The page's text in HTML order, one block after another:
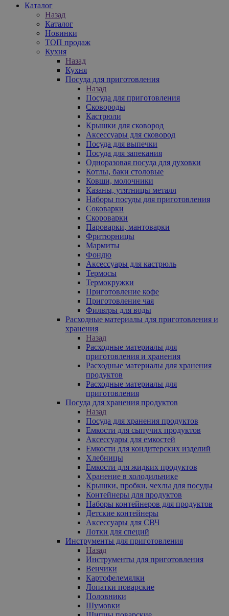
Каталог
Назад
Каталог
Новинки
ТОП продаж
Кухня
Назад
Кухня
Посуда для приготовления
Назад
Посуда для приготовления
Сковороды
Кастрюли
Крышки для сковород
Аксессуары для сковород
Посуда для выпечки
Посуда для запекания
Одноразовая посуда для духовки
Котлы, баки столовые
Ковши, молочники
Казаны, утятницы металл
Наборы посуды для приготовления
Соковарки
Скороварки
Пароварки, мантоварки
Фритюрницы
Мармиты
Фондю
Аксессуары для кастрюль
Термосы
Термокружки
Приготовление кофе
Приготовление чая
Фильтры для воды
Расходные материалы для приготовления и
хранения
Назад
Расходные материалы для
приготовления и хранения
Расходные материалы для хранения
продуктов
Расходные материалы для
приготовления
Посуда для хранения продуктов
Назад
Посуда для хранения продуктов
Емкости для сыпучих продуктов
Аксессуары для емкостей
Емкости для кондитерских изделий
Хлебницы
Емкости для жидких продуктов
Хранение в холодильнике
Крышки, пробки, чехлы для посуды
Контейнеры для продуктов
Наборы контейнеров для продуктов
Детские контейнеры
Аксессуары для СВЧ
Лотки для специй
Инструменты для приготовления
Назад
Инструменты для приготовления
Венчики
Картофелемялки
Лопатки поварские
Половники
Шумовки